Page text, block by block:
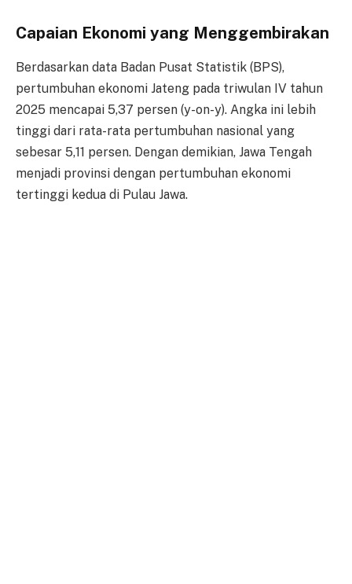
Capaian Ekonomi yang Menggembirakan
Berdasarkan data Badan Pusat Statistik (BPS),
pertumbuhan ekonomi Jateng pada triwulan IV tahun
2025 mencapai 5,37 persen (y-on-y). Angka ini lebih
tinggi dari rata-rata pertumbuhan nasional yang
sebesar 5,11 persen. Dengan demikian, Jawa Tengah
menjadi provinsi dengan pertumbuhan ekonomi
tertinggi kedua di Pulau Jawa.